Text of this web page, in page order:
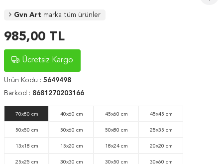
Gvn Art marka tüm ürünler
985,00 TL
Ücretsiz Kargo
Ürün Kodu : 5649498
Barkod : 8681270203166
70x80 cm 40x60 cm 45x60 cm 45x45 cm
50x50 cm 50x60 cm 50x80 cm 25x35 cm
13x18 cm 15x20 cm 18x24 cm 20x20 cm
25x25 cm 30x30 cm 30x50 cm 30x60 cm